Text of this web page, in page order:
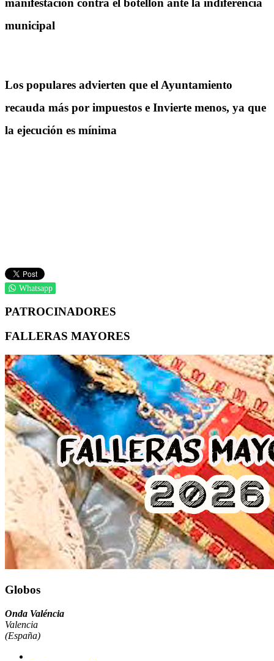
municipal
Los populares advierten que el Ayuntamiento
recauda más por impuestos e Invierte menos, ya que
la ejecución es mínima
Whatsapp
PATROCINADORES
FALLERAS MAYORES
Globos
Onda Valéncia
Valencia
(España)